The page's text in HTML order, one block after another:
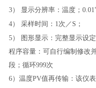
3）
显示分辨率：温度；
4）
采样时间：1次／S；
5）
图形显示：完整显示设定
程序容量：可自行编制修改
段；循环999次
6）温度PV值再传输：该仪